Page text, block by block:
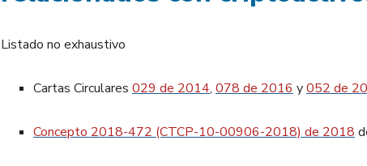
Listado no exhaustivo
Cartas Circulares 029 de 2014, 078 de 2016 y052 de
Concepto 2018-472 (CTCP-10-00906-2018) de 2018